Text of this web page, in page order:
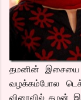
தமனின் இசையை
வழக்கம்போல
விரைவில் தமன்